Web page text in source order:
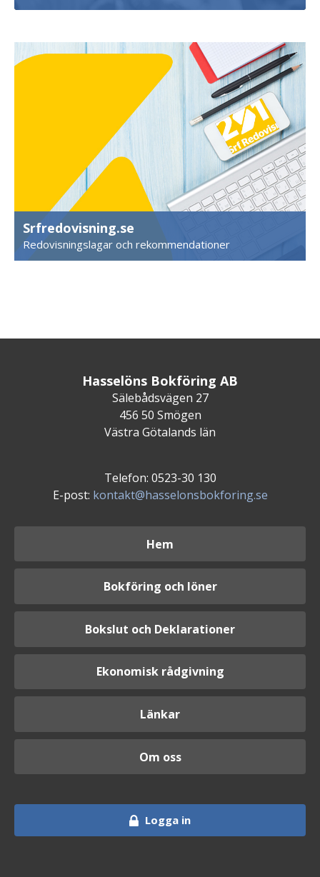
Srfredovisning.se
Redovisningslagar och rekommendationer
Hasselöns Bokföring AB
Sälebådsvägen 27
456 50 Smögen
Västra Götalands län
Telefon: 0523-30 130
E-post: kontakt@hasselonsbokforing.se
Hem
Bokföring och löner
Bokslut och Deklarationer
Ekonomisk rådgivning
Länkar
Om oss
Logga in